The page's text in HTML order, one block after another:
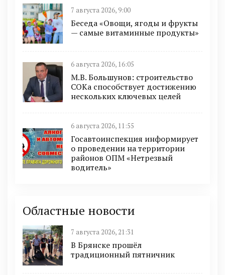
7 августа 2026, 9:00
Беседа «Овощи, ягоды и фрукты
— самые витаминные продукты»
6 августа 2026, 16:05
М.В. Большунов: строительство
СОКа способствует достижению
нескольких ключевых целей
6 августа 2026, 11:55
Госавтоинспекция информирует
о проведении на территории
районов ОПМ «Нетрезвый
водитель»
Областные новости
7 августа 2026, 21:31
В Брянске прошёл
традиционный пятничник